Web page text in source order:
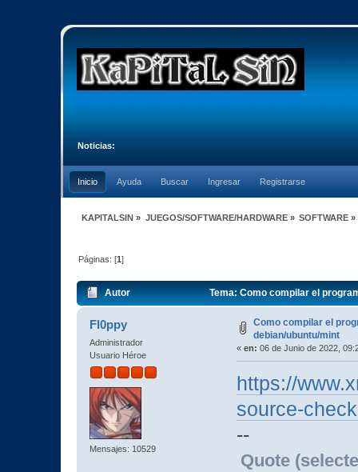
Noticias:
Inicio Ayuda Buscar Ingresar Registrarse
KAPITALSIN » JUEGOS/SOFTWARE/HARDWARE» SOFTWARE»
Páginas: [1]
Autor Tema: Como compilar el
Fl0ppy
Administrador
Usuario Héroe
Mensajes: 10529
Como compilar el
debian/ubuntu/mint
« en: 06 de Junio de 2022,
https://
source-
--
Quote